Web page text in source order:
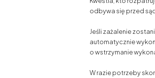
odbywa się przed
Jeśli zażalenie
automatycznie
o wstrzymanie
W razie potrzeby